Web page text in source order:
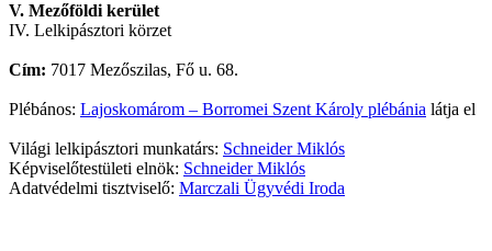
V. Mezőföldi kerület
IV. Lelkipásztori körzet
Cím: 7017 Mezőszilas, Fő u. 68.
Plébános: Lajoskomárom – Borromei Szent Károly plébánia látja el
Világi lelkipásztori munkatárs: Schneider Miklós
Képviselőtestületi elnök: Schneider Miklós
Adatvédelmi tisztviselő: Marczali Ügyvédi Iroda